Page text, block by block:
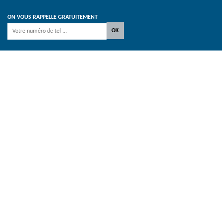
ON VOUS RAPPELLE GRATUITEMENT